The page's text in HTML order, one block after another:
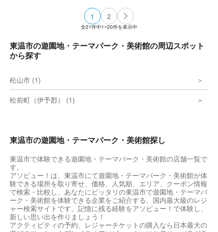
1 2
全21件中1~20件を表示中
東温市の遊園地・テーマパーク・美術館の周辺スポット
から探す
松山市 (1)
松前町（伊予郡） (1)
東温市の遊園地・テーマパーク・美術館探し
東温市で体験できる遊園地・テーマパーク・美術館の店舗一覧で
す。
アソビュー！は、東温市にて遊園地・テーマパーク・美術館が体
験できる場所を取り寄せ、価格、人気順、エリア、クーポン情報
で検索・比較し、あなたにピッタリの東温市で遊園地・テーマパ
ーク・美術館を体験できる企業をご紹介する、国内最大級のレジ
ャー検索サイトです。記憶に残る経験をアソビュー！で体験し、
新しい思い出を作りましょう！
アクティビティの予約、レジャーチケットの購入なら日本最大の